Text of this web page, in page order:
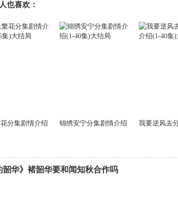
也喜欢：
分集剧情介绍 锦绣安宁分集剧情介绍 我要逆风去
韶华》褚韶华要和闻知秋合作吗